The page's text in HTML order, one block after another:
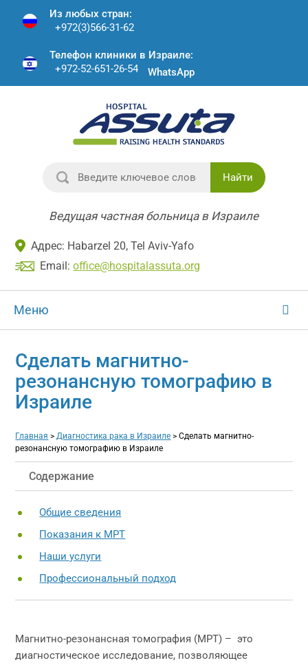
Из любых стран:
+972(3)566-31-62
Телефон клиники в Израиле:
+972-52-651-26-54
WhatsApp
Найти
Ведущая частная больница в Израиле
Адрес: Habarzel 20, Tel Aviv-Yafo
Email: office@hospitalassuta.org
Меню
Сделать магнитно-
резонансную томографию в
Израиле
Главная >Диагностика рака в Израиле >Сделать магнитно-
резонансную томографию в Израиле
Содержание
Общие сведения
Показания к МРТ
Наши услуги
Профессиональный подход
Магнитно-резонансная томография (МРТ) – это
диагностическое исследование, позволяющее